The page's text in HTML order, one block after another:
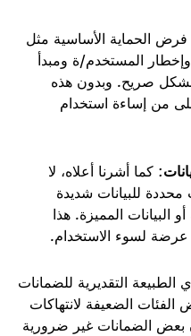
فرض الحماية الأساسية مثل
المستخدم/ة ومبدأ
بشكل صريح. وبدون هذه
من إساءة استخدام
: كما أشرنا أعلاه، لا
للبيانات شديدة
البيانات المميزة. هذا
عرضة لسوء الاستخدام.
التقديرية للضمانات
الضعيفة لانتهاكات
بعض الضمانات غير ضرورية